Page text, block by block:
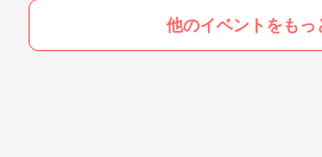
他のイベントをもっ